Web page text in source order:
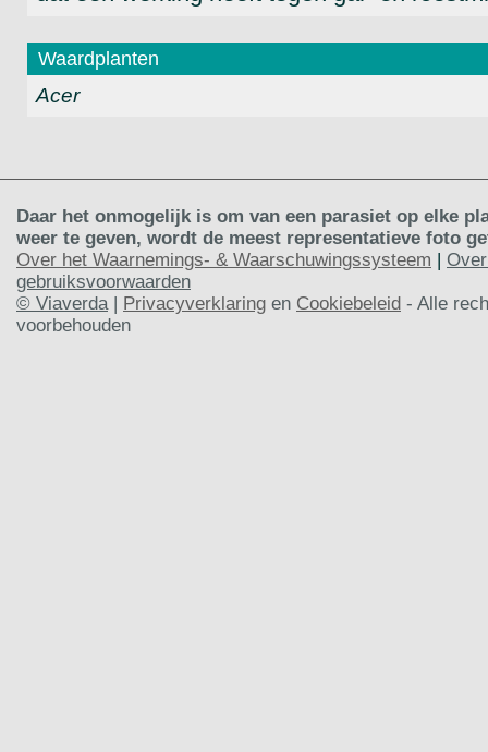
Waardplanten
Acer
Daar het onmogelijk is om van een parasiet op elke
weer te geven, wordt de meest representatieve foto
Over het Waarnemings- & Waarschuwingssysteem |
gebruiksvoorwaarden
© Viaverda| Privacyverklaring en Cookiebeleid - Alle
voorbehouden